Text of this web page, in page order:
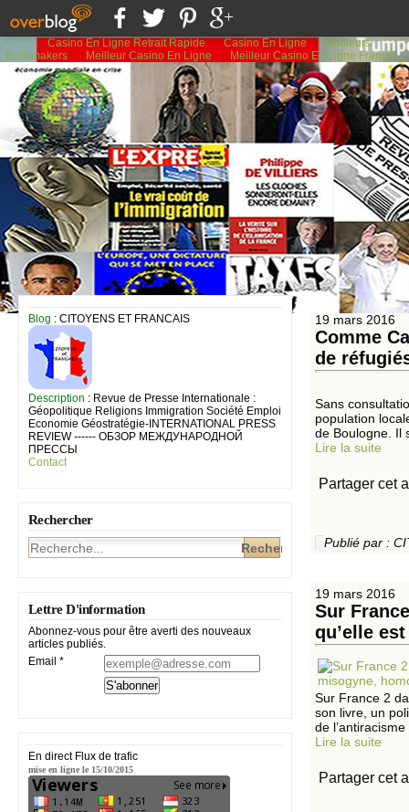
Casino En Ligne Retrait Rapide Casino En Ligne
Meilleurs
Bookmakers
Meilleur Casino En Ligne Meilleur Casino En Ligne France
Blog : CITOYENS ET FRANCAIS
Description : Revue de Presse Internationale :
Géopolitique Religions Immigration Société Emploi
Economie Géostratégie-INTERNATIONAL PRESS
REVIEW ------ ОБЗОР МЕЖДУНАРОДНОЙ
ПРЕССЫ
Contact
Rechercher
Lettre D'information
Abonnez-vous pour être averti des nouveaux
articles publiés.
Email
En direct Flux de trafic
mise en ligne le 15/10/2015
19 mars 2016
Comme
de
Sans
population
de Boulogne. Il
Lire la suite
Partager cet
Publié par :
19 mars 2016
Sur
qu’elle
Sur France 2
son livre, un
de
Lire la suite
Partager cet